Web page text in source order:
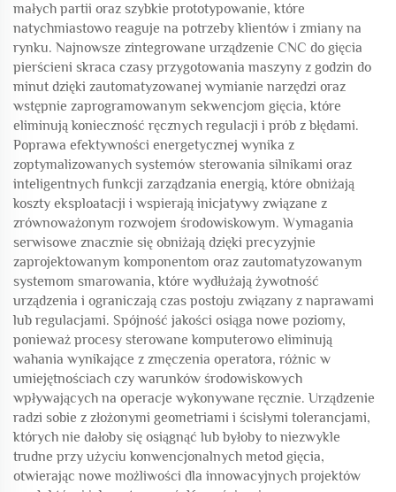
małych partii oraz szybkie prototypowanie, które
natychmiastowo reaguje na potrzeby klientów i zmiany na
rynku. Najnowsze zintegrowane urządzenie CNC do gięcia
pierścieni skraca czasy przygotowania maszyny z godzin do
minut dzięki zautomatyzowanej wymianie narzędzi oraz
wstępnie zaprogramowanym sekwencjom gięcia, które
eliminują konieczność ręcznych regulacji i prób z błędami.
Poprawa efektywności energetycznej wynika z
zoptymalizowanych systemów sterowania silnikami oraz
inteligentnych funkcji zarządzania energią, które obniżają
koszty eksploatacji i wspierają inicjatywy związane z
zrównoważonym rozwojem środowiskowym. Wymagania
serwisowe znacznie się obniżają dzięki precyzyjnie
zaprojektowanym komponentom oraz zautomatyzowanym
systemom smarowania, które wydłużają żywotność
urządzenia i ograniczają czas postoju związany z naprawami
lub regulacjami. Spójność jakości osiąga nowe poziomy,
ponieważ procesy sterowane komputerowo eliminują
wahania wynikające z zmęczenia operatora, różnic w
umiejętnościach czy warunków środowiskowych
wpływających na operacje wykonywane ręcznie. Urządzenie
radzi sobie z złożonymi geometriami i ścisłymi tolerancjami,
których nie dałoby się osiągnąć lub byłoby to niezwykle
trudne przy użyciu konwencjonalnych metod gięcia,
otwierając nowe możliwości dla innowacyjnych projektów